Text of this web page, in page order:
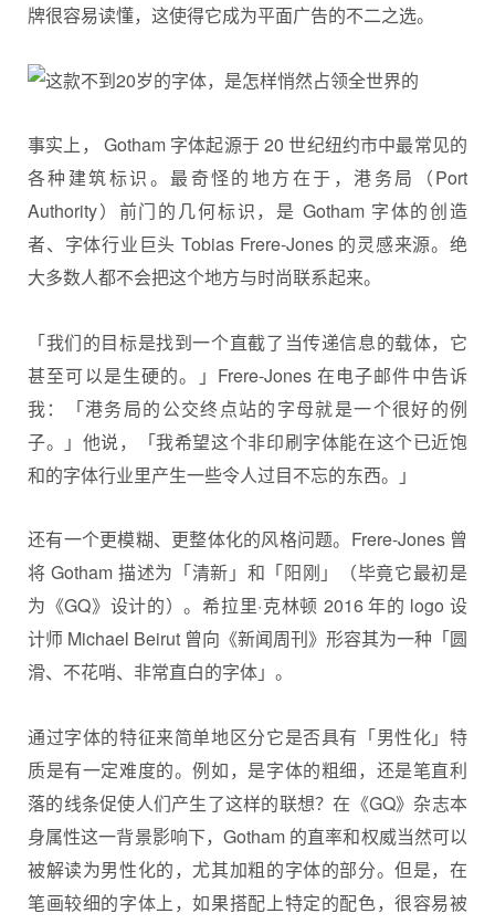
牌很容易读懂，这使得它成为平面广告的不二之选。
事实上， Gotham 字体起源于 20 世纪纽约市中最常见的
各种建筑标识。最奇怪的地方在于，港务局（Port
Authority）前门的几何标识，是 Gotham 字体的创造
者、字体行业巨头 Tobias Frere-Jones 的灵感来源。绝
大多数人都不会把这个地方与时尚联系起来。
「我们的目标是找到一个直截了当传递信息的载体，它
甚至可以是生硬的。」Frere-Jones 在电子邮件中告诉
我：「港务局的公交终点站的字母就是一个很好的例
子。」他说，「我希望这个非印刷字体能在这个已近饱
和的字体行业里产生一些令人过目不忘的东西。」
还有一个更模糊、更整体化的风格问题。Frere-Jones 曾
将 Gotham 描述为「清新」和「阳刚」（毕竟它最初是
为《GQ》设计的）。希拉里·克林顿 2016 年的 logo 设
计师 Michael Beirut 曾向《新闻周刊》形容其为一种「圆
滑、不花哨、非常直白的字体」。
通过字体的特征来简单地区分它是否具有「男性化」特
质是有一定难度的。例如，是字体的粗细，还是笔直利
落的线条促使人们产生了这样的联想？在《GQ》杂志本
身属性这一背景影响下，Gotham 的直率和权威当然可以
被解读为男性化的，尤其加粗的字体的部分。但是，在
笔画较细的字体上，如果搭配上特定的配色，很容易被